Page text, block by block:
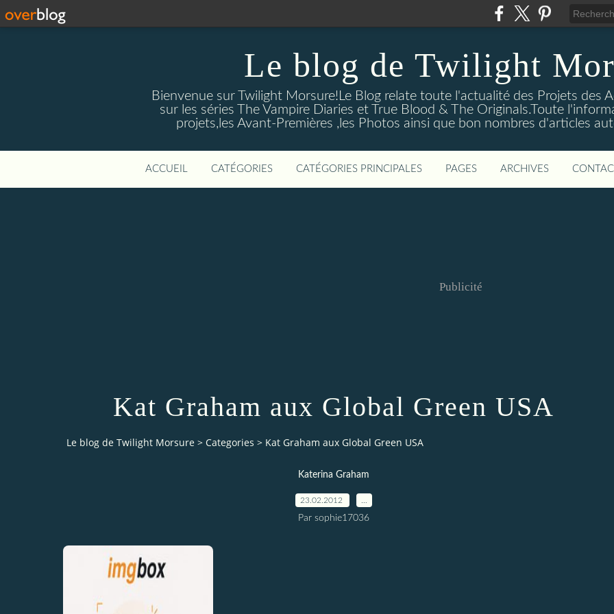
Le blog de Twilight
Bienvenue sur Twilight Morsure!Le Blog relate toute l'actualité des Projets des
sur les séries The Vampire Diaries et True Blood & The Originals.Toute
projets,les Avant-Premières ,les Photos ainsi que bon nombres d'articles
ACCUEIL CATÉGORIES CATÉGORIES PRINCIPALES PAGES ARCHIVES
Publicité
Kat Graham aux Global Green USA
Le blog de Twilight Morsure > Categories > Kat Graham aux Global Green USA
Katerina Graham
23.02.2012
Par sophie17036